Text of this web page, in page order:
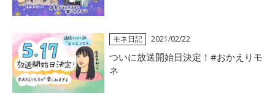
モネ日記 2021/02/22
ついに放送開始日決定！#おかえりモ
ネ